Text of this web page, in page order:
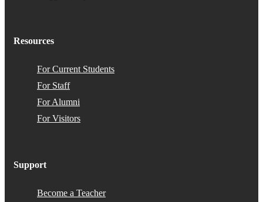
Resources
For Current Students
For Staff
For Alumni
For Visitors
Support
Become a Teacher